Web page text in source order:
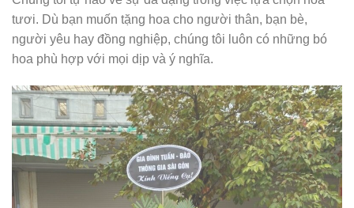
tươi. Dù bạn muốn tặng hoa cho người thân, bạn bè,
người yêu hay đồng nghiệp, chúng tôi luôn có những bó
hoa phù hợp với mọi dịp và ý nghĩa.